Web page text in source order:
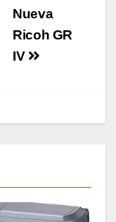
Nueva
Ricoh GR
IV